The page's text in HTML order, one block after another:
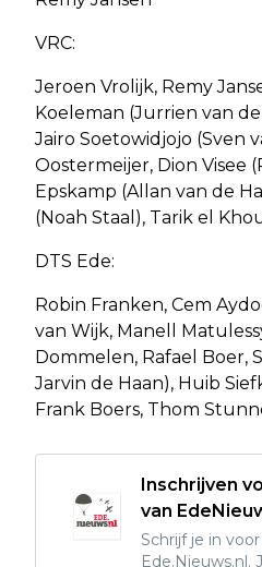
VRC:
Jeroen Vrolijk, Remy
Koeleman (Jurrien van
Jairo Soetowidjojo (Sven
Oostermeijer, Dion Visee
Epskamp (Allan van de
(Noah Staal), Tarik el
DTS Ede:
Robin Franken, Cem
van Wijk, Manell
Dommelen, Rafael Boer,
Jarvin de Haan), Huib
Frank Boers, Thom
Inschrijven
van
Schrijf je in